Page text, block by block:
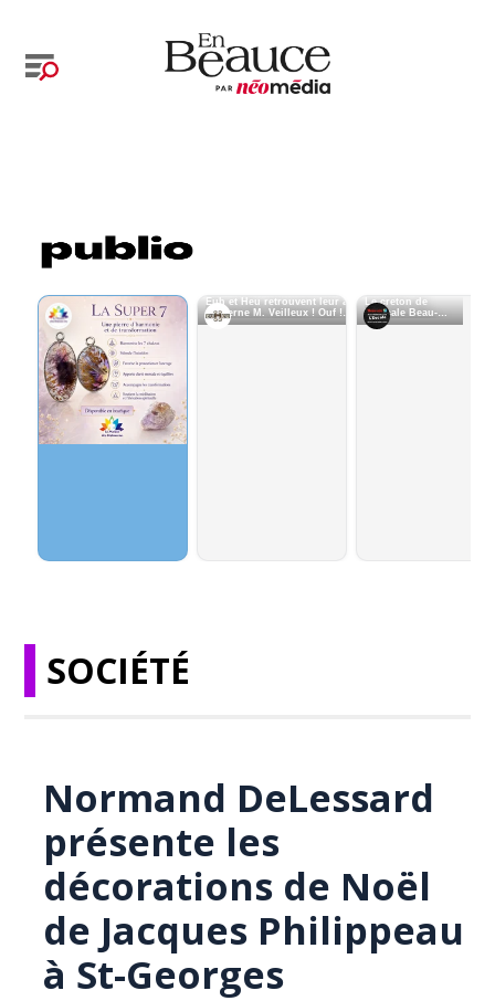
SOCIÉTÉ
Normand DeLessard
présente les
décorations de Noël
de Jacques Philippeau
à St-Georges